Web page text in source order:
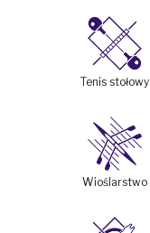
Tenis stołowy
Wioślarstwo